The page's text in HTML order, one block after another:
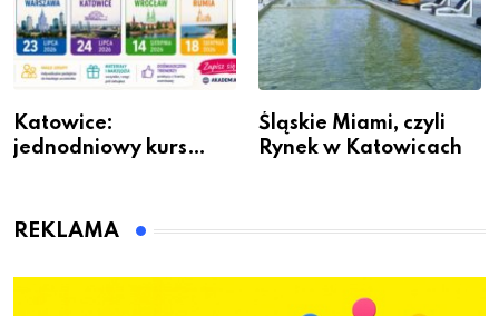
Katowice:
jednodniowy kurs
dzieci
Śląskie Miami, czyli
Rynek w Katowicach
REKLAMA